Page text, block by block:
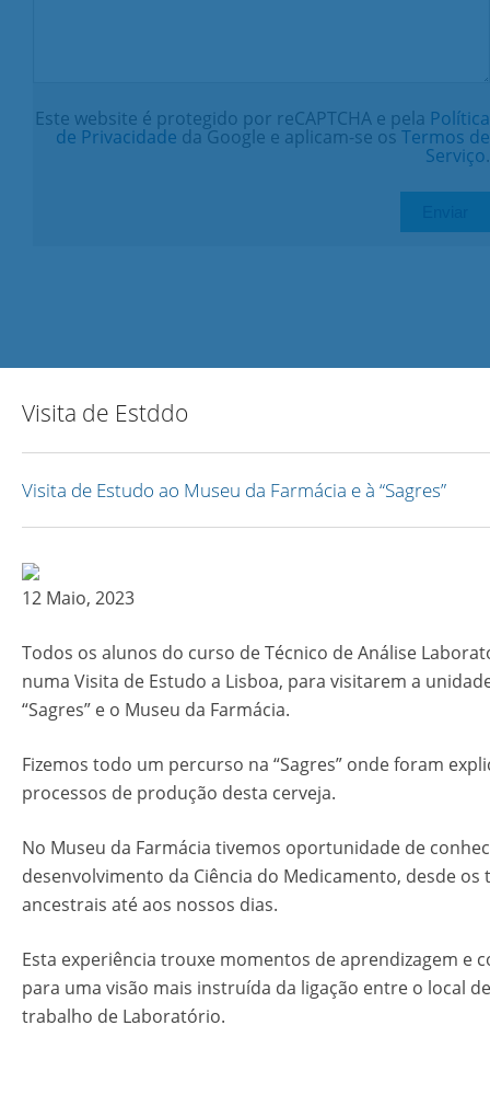
Este website é protegido por reCAPTCHA e pela Política
de Privacidade da Google e aplicam-se os Termos de
Serviço.
Visita de Estddo
Visita de Estudo ao Museu da Farmácia e à “Sagres”
12 Maio, 2023
Todos os alunos do curso de Técnico de Análise
numa Visita de Estudo a Lisboa, para visitarem a
“Sagres” e o Museu da Farmácia.
Fizemos todo um percurso na “Sagres” onde foram
processos de produção desta cerveja.
No Museu da Farmácia tivemos oportunidade de
desenvolvimento da Ciência do Medicamento, desde os
ancestrais até aos nossos dias.
Esta experiência trouxe momentos de aprendizagem e
para uma visão mais instruída da ligação entre o local
trabalho de Laboratório.